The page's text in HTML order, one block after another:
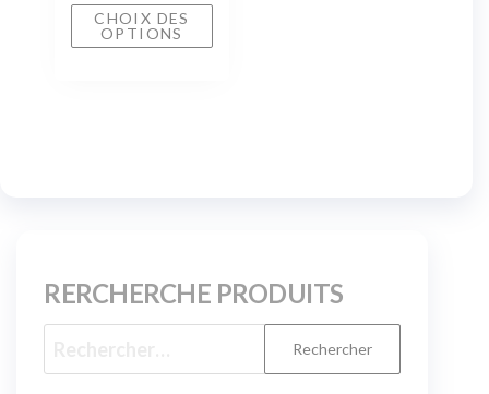
CHOIX DES
OPTIONS
RERCHERCHE PRODUITS